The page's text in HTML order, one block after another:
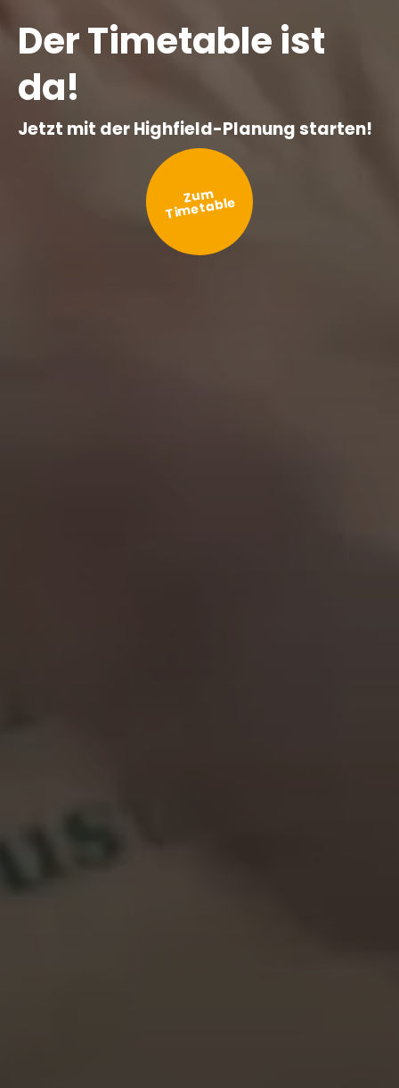
Der Timetable ist
da!
Jetzt mit der Highfield-Planung starten!
Zum
Timetable